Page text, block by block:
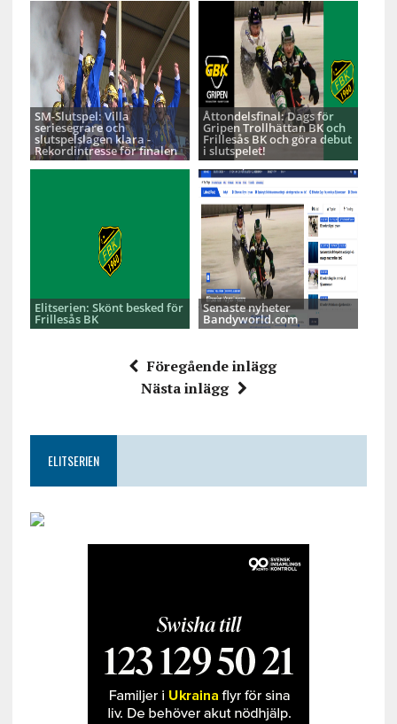
SM-Slutspel: Villa
seriesegrare och
slutspelslagen klara -
Rekordintresse för finalen
Åttondelsfinal: Dags för
Gripen Trollhättan BK och
Frillesås BK och göra debut
i slutspelet!
Elitserien: Skönt besked för
Frillesås BK
Senaste nyheter
Bandyworld.com
Föregående inlägg
Nästa inlägg
ELITSERIEN